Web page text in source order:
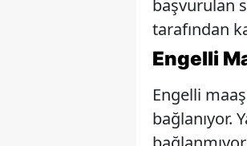
başvurulan
tarafından
Engelli
Engelli
bağlanıyor.